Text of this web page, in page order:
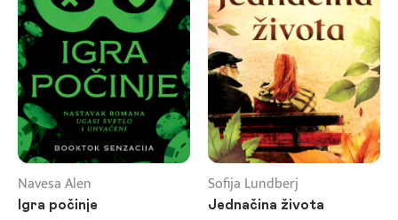
Navesa Alen
Igra počinje
Sofija Lundberj
Jednačina života